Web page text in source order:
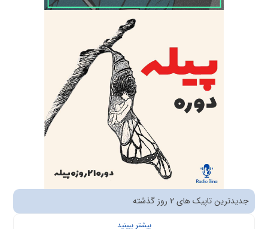
جدیدترین تاپیک های 2 روز گذشته
بیشتر ببینید